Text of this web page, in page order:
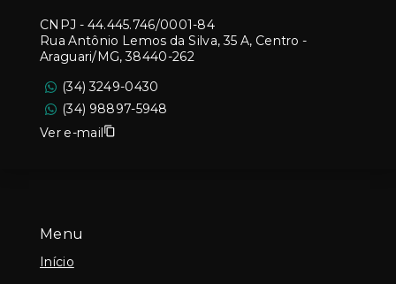
Menu
Início
CNPJ - 44.445.746/0001-84
Rua Antônio Lemos da Silva, 35 A, Centro -
Araguari/MG, 38440-262
(34) 3249-0430
(34) 98897-5948
Ver e-mail